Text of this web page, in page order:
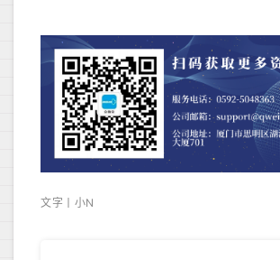
文字丨小N